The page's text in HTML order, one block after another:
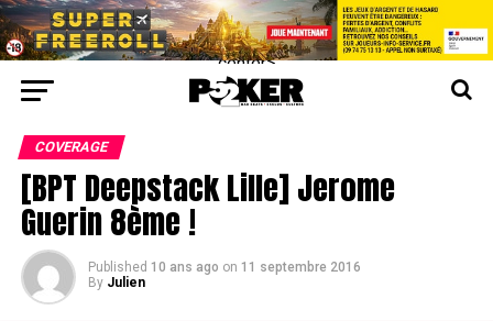
center>
COVERAGE
[BPT Deepstack Lille] Jerome
Guerin 8ème !
Published 10 ans ago on 11 septembre 2016
By Julien